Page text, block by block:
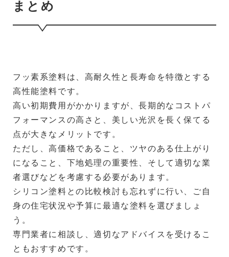
まとめ
フッ素系塗料は、高耐久性と長寿命を特徴とする
高性能塗料です。
高い初期費用がかかりますが、長期的なコストパ
フォーマンスの高さと、美しい光沢を長く保てる
点が大きなメリットです。
ただし、高価格であること、ツヤのある仕上がり
になること、下地処理の重要性、そして適切な業
者選びなどを考慮する必要があります。
シリコン塗料との比較検討も忘れずに行い、ご自
身の住宅状況や予算に最適な塗料を選びましょ
う。
専門業者に相談し、適切なアドバイスを受けるこ
ともおすすめです。